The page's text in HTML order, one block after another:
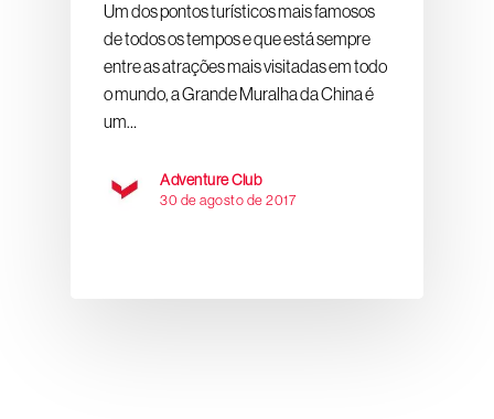
Um dos pontos turísticos mais famosos
de todos os tempos e que está sempre
entre as atrações mais visitadas em todo
o mundo, a Grande Muralha da China é
um…
Adventure Club
30 de agosto de 2017